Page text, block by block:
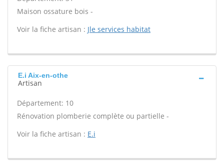
Maison ossature bois -
Voir la fiche artisan : Jle services habitat
E.i Aix-en-othe
Artisan
Département: 10
Rénovation plomberie complète ou partielle -
Voir la fiche artisan : E.i